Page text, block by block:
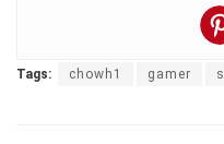
Tags: chowh1 gamer